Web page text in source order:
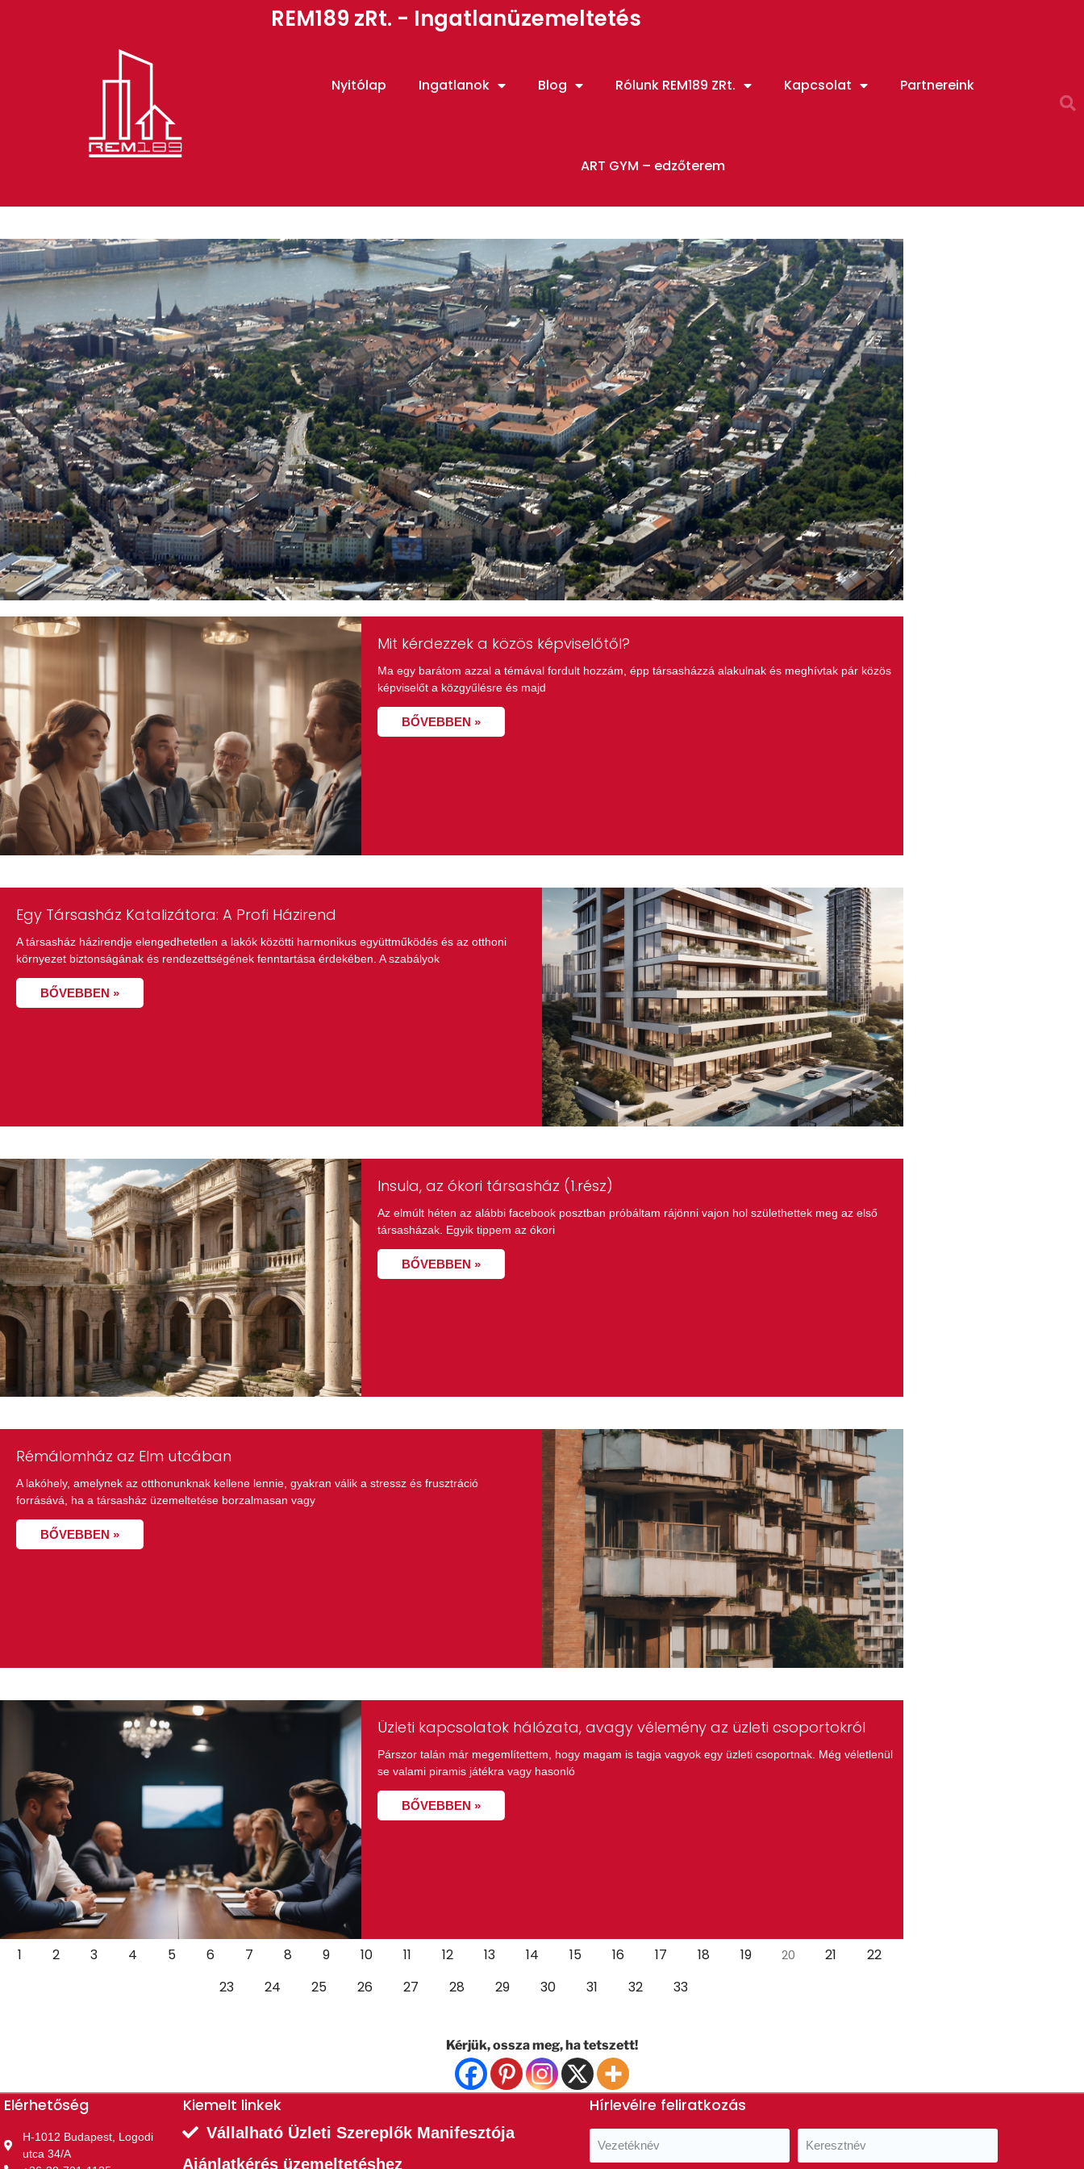
REM189 zRt. - Ingatlanüzemeltetés
Nyitólap Ingatlanok Blog Rólunk REM189 ZRt. Kapcsolat Partnereink
ART GYM – edzőterem
Publikációk Mit kérdezzek a közös képviselőtől?
Ma egy barátom azzal a témával fordult hozzám, épp társasházzá alakulnak és meghívtak pár közös
képviselőt a közgyűlésre és majd
BŐVEBBEN »
Egy Társasház Katalizátora: A Profi Házirend
A társasház házirendje elengedhetetlen a lakók közötti harmonikus együttműködés és az otthoni
környezet biztonságának és rendezettségének fenntartása érdekében. A szabályok
BŐVEBBEN »
Insula, az ókori társasház (1.rész)
Az elmúlt héten az alábbi facebook posztban próbáltam rájönni vajon hol születhettek meg az első
társasházak. Egyik tippem az ókori
BŐVEBBEN »
Rémálomház az Elm utcában
A lakóhely, amelynek az otthonunknak kellene lennie, gyakran válik a stressz és frusztráció
forrásává, ha a társasház üzemeltetése borzalmasan vagy
BŐVEBBEN »
Üzleti kapcsolatok hálózata, avagy vélemény az üzleti csoportokról
Párszor talán már megemlítettem, hogy magam is tagja vagyok egy üzleti csoportnak. Még véletlenül
se valami piramis játékra vagy hasonló
BŐVEBBEN »
1 2 3 4 5 6 7 8 9 10 11 12 13 14 15 16 17 18 19 20 21
22
23
24 25 26 27 28 29 30 31 32 33
Kérjük, ossza meg, ha tetszett!
Elérhetőség
H-1012 Budapest, Logodi
utca 34/A
Kiemelt linkek​
Vállalható Üzleti Szereplők Manifesztója
Ajánlatkérés üzemeltetéshez
Hírlevélre feliratkozás